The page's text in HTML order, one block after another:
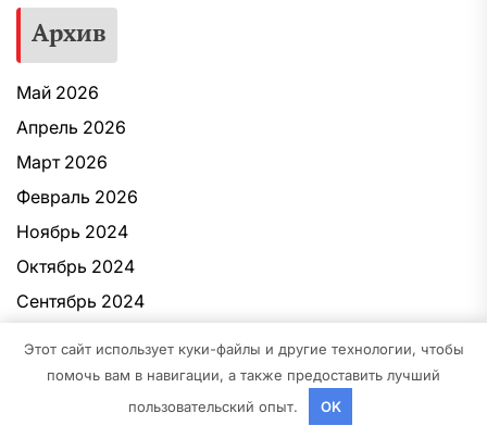
Архив
Май 2026
Апрель 2026
Март 2026
Февраль 2026
Ноябрь 2024
Октябрь 2024
Сентябрь 2024
Май 2024
Этот сайт использует куки-файлы и другие технологии, чтобы
помочь вам в навигации, а также предоставить лучший
пользовательский опыт.
OK